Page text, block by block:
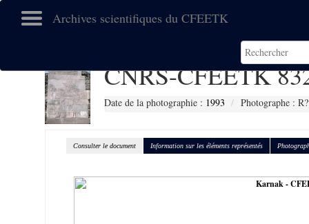
Archives scientifiques du CFEETK
CNRS-CFEETK
Date de la photographie : 1993 Photographe :
Consulter le document Information sur les éléments représentés